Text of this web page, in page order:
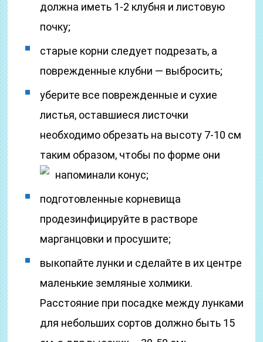
должна иметь 1-2 клубня и листовую
почку;
старые корни следует подрезать, а
поврежденные клубни — выбросить;
уберите все поврежденные и сухие
листья, оставшиеся листочки
необходимо обрезать на высоту 7-10 см
таким образом, чтобы по форме они
напоминали конус;
подготовленные корневища
продезинфицируйте в растворе
марганцовки и просушите;
выкопайте лунки и сделайте в их центре
маленькие земляные холмики.
Расстояние при посадке между лунками
для небольших сортов должно быть 15